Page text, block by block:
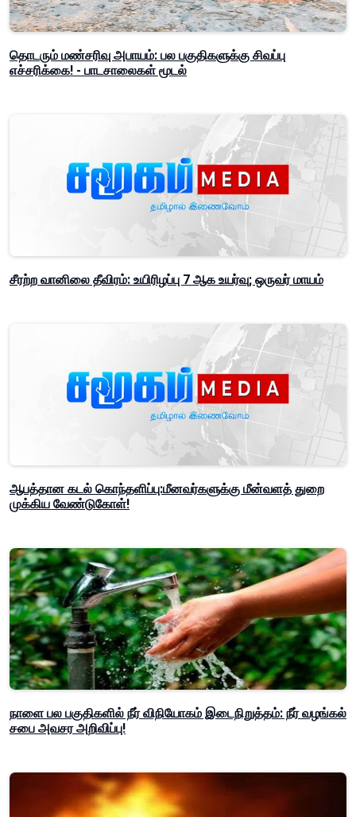
தொடரும் மண்சரிவு அபாயம்: பல பகுதிகளுக்கு சிவப்பு
எச்சரிக்கை! - பாடசாலைகள் மூடல்
சீரற்ற வானிலை தீவிரம்: உயிரிழப்பு 7 ஆக உயர்வு; ஒருவர் மாயம்
ஆபத்தான கடல் கொந்தளிப்பு:மீனவர்களுக்கு மீன்வளத் துறை
முக்கிய வேண்டுகோள்!
நாளை பல பகுதிகளில் நீர் விநியோகம் இடைநிறுத்தம்: நீர் வழங்கல்
சபை அவசர அறிவிப்பு!